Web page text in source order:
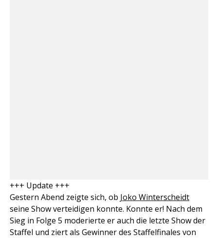
+++ Update +++
Gestern Abend zeigte sich, ob Joko Winterscheidt
seine Show verteidigen konnte. Konnte er! Nach dem
Sieg in Folge 5 moderierte er auch die letzte Show der
Staffel und ziert als Gewinner des Staffelfinales von